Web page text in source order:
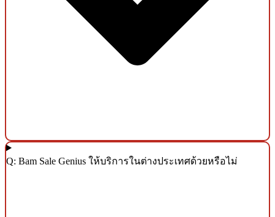
Q: Bam Sale Genius ให้บริการในต่างประเทศด้วยหรือไม่